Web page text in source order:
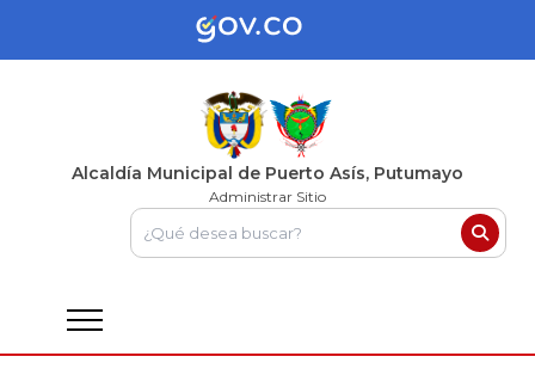
Alcaldía Municipal de Puerto Asís, Putumayo
Administrar Sitio